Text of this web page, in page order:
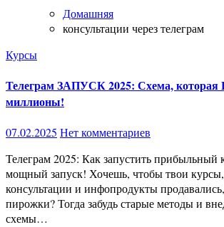
Домашняя
консультации через телеграм
Курсы
Телеграм ЗАПУСК 2025: Схема,
миллионы!
07.02.2025 Нет комментариев
Телеграм 2025: Как запустить прибыльный канал и сделать
мощный запуск! Хочешь, чтобы твои курсы,
консультации и инфопродукты
пирожки? Тогда забудь старые методы и
схемы…